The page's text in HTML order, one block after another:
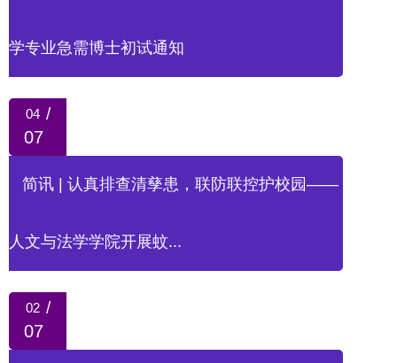
学专业急需博士初试通知
04 /
07
简讯 | 认真排查清孳患，联防联控护校园——
人文与法学学院开展蚊...
02 /
07